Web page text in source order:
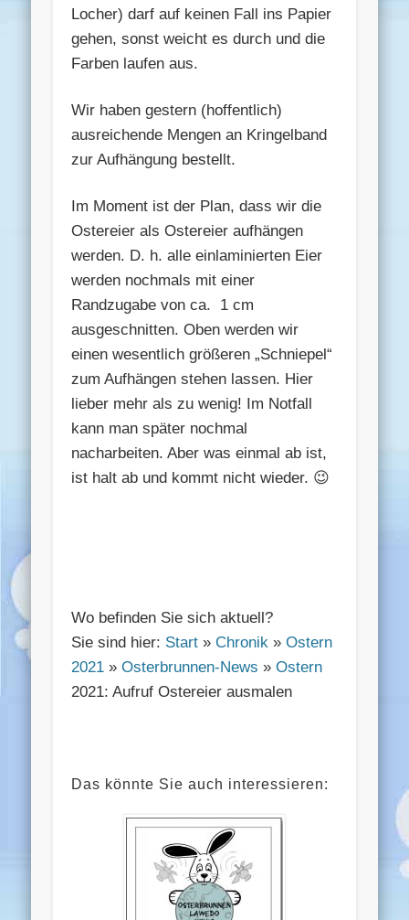
Locher) darf auf keinen Fall ins Papier
gehen, sonst weicht es durch und die
Farben laufen aus.
Wir haben gestern (hoffentlich)
ausreichende Mengen an Kringelband
zur Aufhängung bestellt.
Im Moment ist der Plan, dass wir die
Ostereier als Ostereier aufhängen
werden. D. h. alle einlaminierten Eier
werden nochmals mit einer
Randzugabe von ca. 1 cm
ausgeschnitten. Oben werden wir
einen wesentlich größeren „Schniepel“
zum Aufhängen stehen lassen. Hier
lieber mehr als zu wenig! Im Notfall
kann man später nochmal
nacharbeiten. Aber was einmal ab ist,
ist halt ab und kommt nicht wieder. 😉
Wo befinden Sie sich aktuell?
Sie sind hier: Start »Chronik »Ostern
2021 »Osterbrunnen-News »Ostern
2021: Aufruf Ostereier ausmalen
Das könnte Sie auch interessieren: